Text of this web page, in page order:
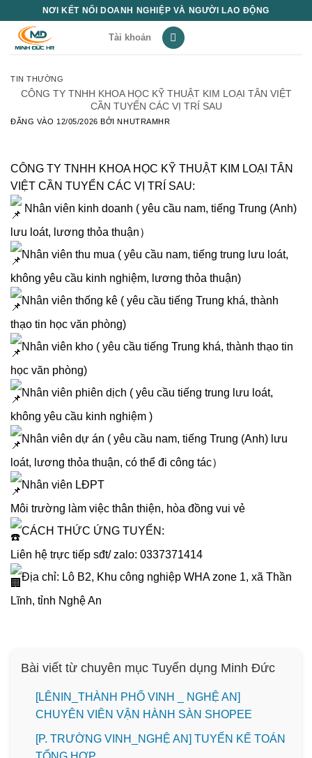
NƠI KẾT NỐI DOANH NGHIỆP VÀ NGƯỜI LAO ĐỘNG
Tài khoản
TIN THƯỜNG
CÔNG TY TNHH KHOA HỌC KỸ THUẬT KIM LOẠI TÂN VIỆT
CẦN TUYỂN CÁC VỊ TRÍ SAU
ĐĂNG VÀO 12/05/2026 BỞINHUTRAMHR
CÔNG TY TNHH KHOA HỌC KỸ THUẬT KIM LOẠI TÂN
VIỆT CẦN TUYỂN CÁC VỊ TRÍ SAU:
Nhân viên kinh doanh ( yêu cầu nam, tiếng Trung (Anh)
lưu loát, lương thỏa thuận）
Nhân viên thu mua ( yêu cầu nam, tiếng trung lưu loát,
không yêu cầu kinh nghiệm, lương thỏa thuận)
Nhân viên thống kê ( yêu cầu tiếng Trung khá, thành
thạo tin học văn phòng)
Nhân viên kho ( yêu cầu tiếng Trung khá, thành thạo tin
học văn phòng)
Nhân viên phiên dịch ( yêu cầu tiếng trung lưu loát,
không yêu cầu kinh nghiệm )
Nhân viên dự án ( yêu cầu nam, tiếng Trung (Anh) lưu
loát, lương thỏa thuận, có thể đi công tác）
Nhân viên LĐPT
Môi trường làm việc thân thiện, hòa đồng vui vẻ
CÁCH THỨC ỨNG TUYỂN:
Liên hệ trực tiếp sđt/ zalo: 0337371414
Địa chỉ: Lô B2, Khu công nghiệp WHA zone 1, xã Thần
Lĩnh, tỉnh Nghệ An
Bài viết từ chuyên mục Tuyển dụng Minh Đức
️[LÊNIN_THÀNH PHỐ VINH _ NGHỆ AN]
CHUYÊN VIÊN VẬN HÀNH SÀN SHOPEE
[P. TRƯỜNG VINH_NGHỆ AN] TUYỂN KẾ TOÁN